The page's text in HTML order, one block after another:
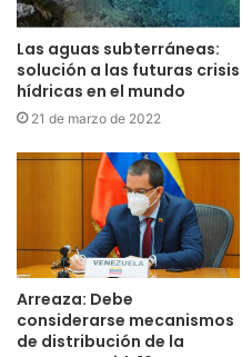
Las aguas subterráneas:
solución a las futuras crisis
hídricas en el mundo
21 de marzo de 2022
Arreaza: Debe
considerarse mecanismos
de distribución de la